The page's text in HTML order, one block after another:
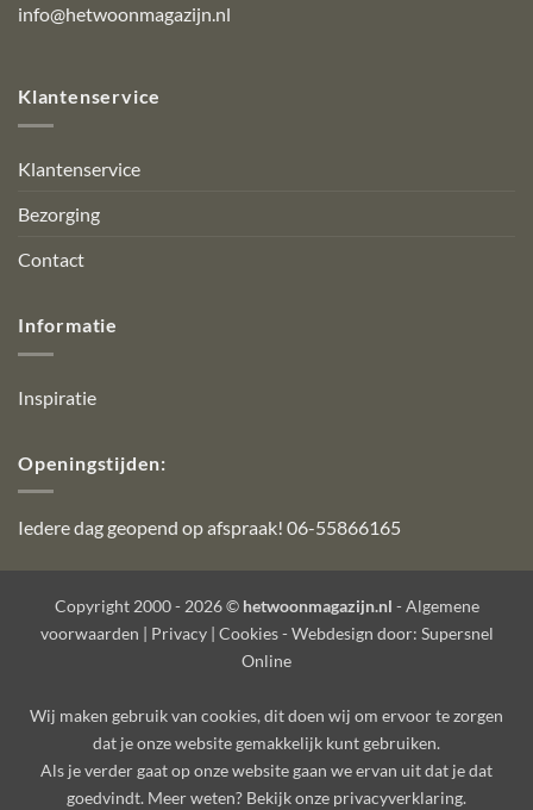
info@hetwoonmagazijn.nl
Klantenservice
Klantenservice
Bezorging
Contact
Informatie
Inspiratie
Openingstijden:
Iedere dag geopend op afspraak! 06-55866165
Copyright 2000 - 2026 © hetwoonmagazijn.nl - Algemene
voorwaarden | Privacy| Cookies- Webdesign door: Supersnel
Online
Wij maken gebruik van cookies, dit doen wij om ervoor te zorgen
dat je onze website gemakkelijk kunt gebruiken.
Als je verder gaat op onze website gaan we ervan uit dat je dat
goedvindt. Meer weten? Bekijk onze privacyverklaring.